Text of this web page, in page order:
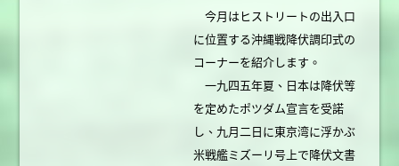
今月はヒストリートの出入口
に位置する沖縄戦降伏調印式の
コーナーを紹介します。
一九四五年夏、日本は降伏等
を定めたポツダム宣言を受諾
し、九月二日に東京湾に浮かぶ
米戦艦ミズーリ号上で降伏文書